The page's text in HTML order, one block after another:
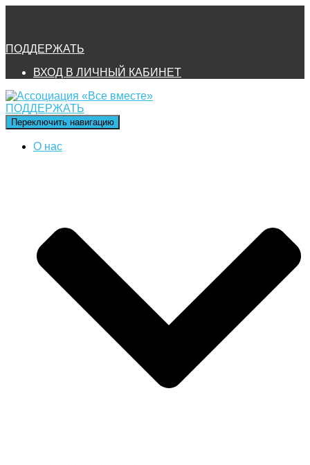
ПОДДЕРЖАТЬ
ВХОД В ЛИЧНЫЙ КАБИНЕТ
ПОДДЕРЖАТЬ
Переключить навигацию
О нас